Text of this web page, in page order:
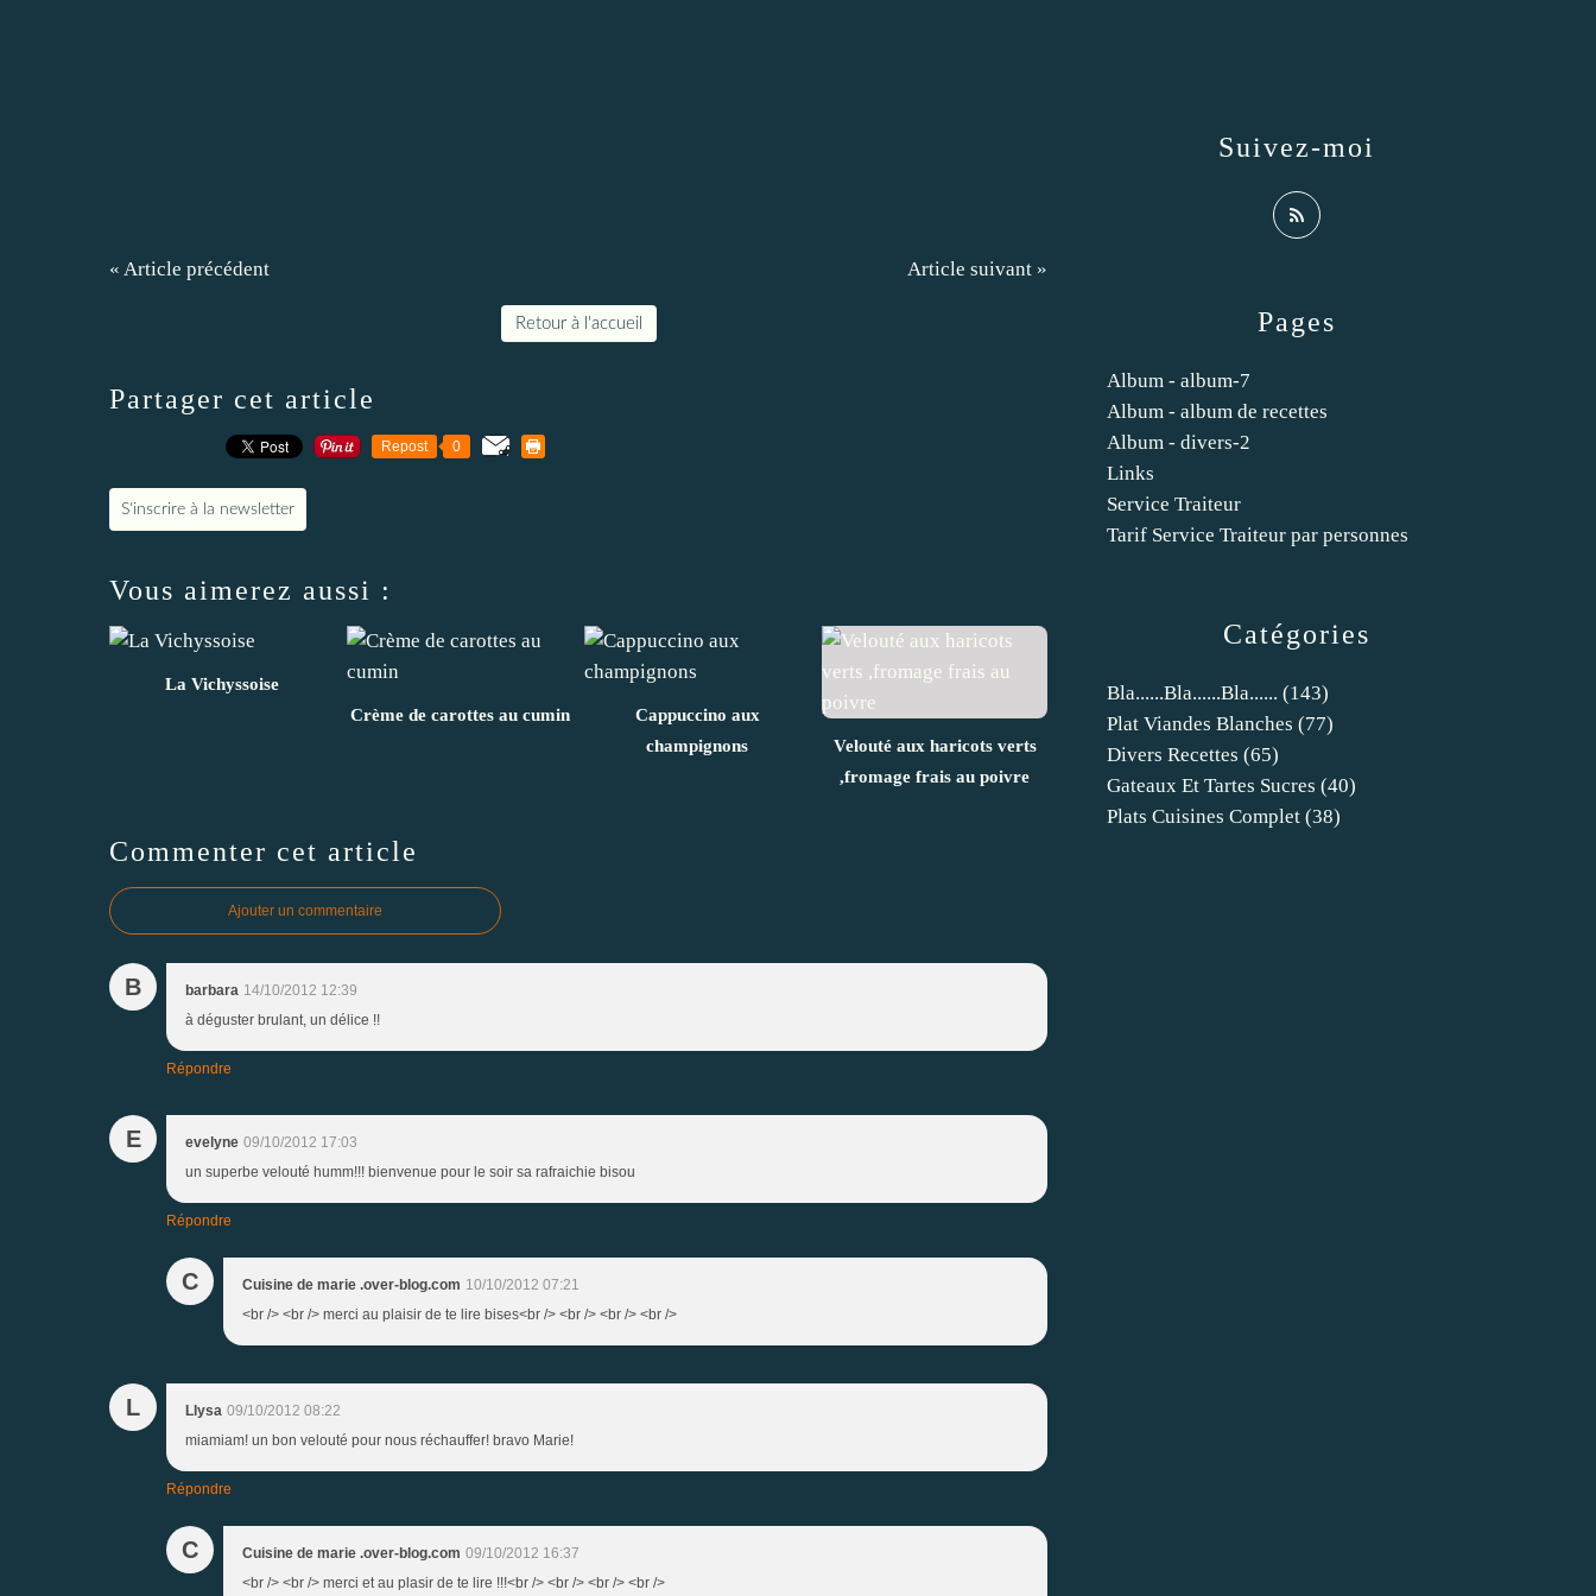
« Article précédent Article suivant »
Retour à l'accueil
Partager cet article
Repost 0
S'inscrire à la newsletter
Vous aimerez aussi :
La Vichyssoise
Crème de carottes au cumin
Cappuccino aux
champignons
Velouté aux haricots verts
,fromage frais au poivre
Commenter cet article
Ajouter un commentaire
B barbara 14/10/2012 12:39
à déguster brulant, un délice !!
Répondre
E evelyne 09/10/2012 17:03
un superbe velouté humm!!! bienvenue pour le soir sa rafraichie bisou
Répondre
C Cuisine de marie .over-blog.com 10/10/2012 07:21
<br /> <br /> merci au plaisir de te lire bises<br /> <br /> <br /> <br />
L Llysa 09/10/2012 08:22
miamiam! un bon velouté pour nous réchauffer! bravo Marie!
Répondre
C Cuisine de marie .over-blog.com 09/10/2012 16:37
<br /> <br /> merci et au plasir de te lire !!!<br /> <br /> <br /> <br />
Catégories
Bla......bla......bla...... (143)
Plat Viandes Blanches (77)
Divers Recettes (65)
Gateaux Et Tartes Sucres (40)
Plats Cuisines Complet (38)
Pages
Album - album-7
Album - album de recettes
Album - divers-2
Links
Service Traiteur
Tarif Service Traiteur par personnes
Suivez-moi